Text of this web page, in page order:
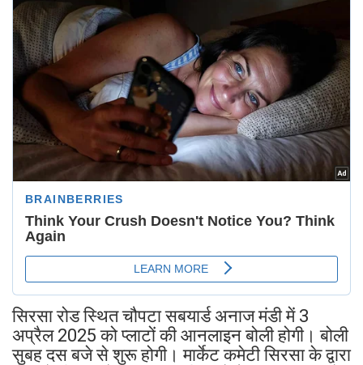
सिरसा रोड स्थित चौपटा सबयार्ड अनाज मंडी में 3
अप्रैल 2025 को प्लाटों की आनलाइन बोली होगी। बोली
सुबह दस बजे से शुरू होगी। मार्केट कमेटी सिरसा के द्वारा